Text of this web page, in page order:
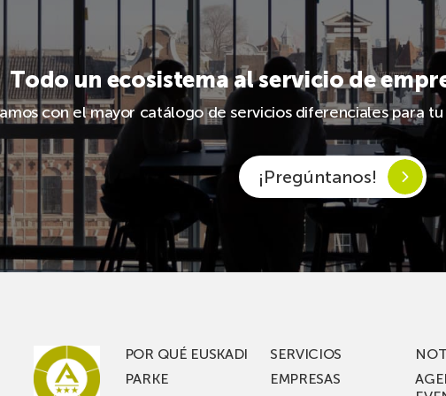
Todo un ecosistema al servicio de
con el mayor catálogo de servicios diferenciales para
¡Pregúntanos!
POR QUÉ EUSKADI
PARKE
SERVICIOS
EMPRESAS